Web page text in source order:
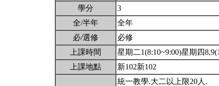
學分
3
全/半年
全年
必/選修
必修
上課時間
星期二1(8:10~9:00)星期四
上課地點
新102新102
統一教學.大二以上限20人.